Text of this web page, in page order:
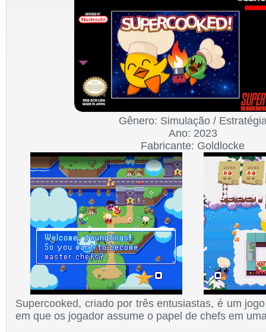
Gênero: Simulação /
Ano: 2023
Fabricante: Goldlocke
Supercooked, criado por três entusiastas, é um
em que os jogador assume o papel de chefs em